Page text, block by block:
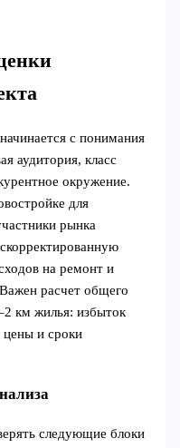
с понимания
аудитория, класс
окружение.
для
рынка
на ремонт и
расчет общего
км жилья: избыток
цены и сроки
следующие блоки